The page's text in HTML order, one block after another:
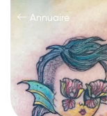
Annuaire